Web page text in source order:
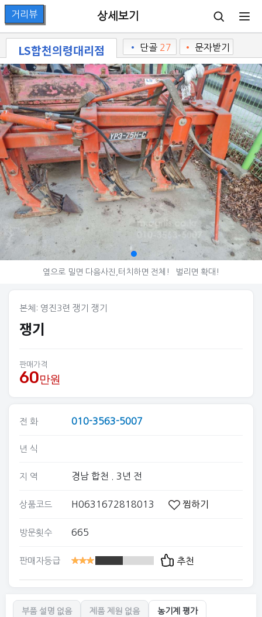
상세보기
LS합천의령대리점 • 단골 27 • 문자받기
옆으로 밀면 다음사진,터치하면 전체! 벌리면 확대!
본체: 영진3련 쟁기 쟁기
쟁기
판매가격
60만원
전 화 010-3563-5007
년 식
지 역 경남 합천 . 3년 전
상품코드 H0631672818013 찜하기
방문횟수 665
판매자등급 추천
부품 설명 없음 제품 제원 없음 농기계 평가